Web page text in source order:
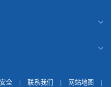
全 联系我们 网站地图